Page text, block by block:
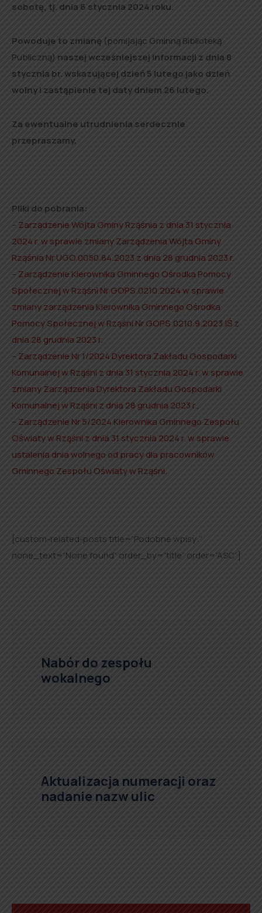
sobotę, tj. dnia 6 stycznia 2024 roku.
Powoduje to zmianę (pomijając Gminną Biblioteką
Publiczną) naszej wcześniejszej informacji z dnia 8
stycznia br. wskazującej dzień 5 lutego jako dzień
wolny i zastąpienie tej daty dniem 26 lutego.
Za ewentualne utrudnienia serdecznie
przepraszamy.
Pliki do pobrania:
– Zarządzenie Wójta Gminy Rząśnia z dnia 31 stycznia
2024 r. w sprawie zmiany Zarządzenia Wójta Gminy
Rząśnia Nr UGO.0050.84.2023 z dnia 28 grudnia 2023 r.
– Zarządzenie Kierownika Gminnego Ośrodka Pomocy
Społecznej w Rząśni Nr GOPS.0210.2024 w sprawie
zmiany zarządzenia Kierownika Gminnego Ośrodka
Pomocy Społecznej w Rząśni Nr GOPS.0210.9.2023.IŚ z
dnia 28 grudnia 2023 r.
– Zarządzenie Nr 1/2024 Dyrektora Zakładu Gospodarki
Komunalnej w Rząśni z dnia 31 stycznia 2024 r. w sprawie
zmiany Zarządzenia Dyrektora Zakładu Gospodarki
Komunalnej w Rząśni z dnia 28 grudnia 2023 r.,
– Zarządzenie Nr 5/2024 Kierownika Gminnego Zespołu
Oświaty w Rząśni z dnia 31 stycznia 2024 r. w sprawie
ustalenia dnia wolnego od pracy dla pracowników
Gminnego Zespołu Oświaty w Rząśni.
[custom-related-posts title=”Podobne wpisy:”
none_text=”None found” order_by=”title” order=”ASC”]
Nabór do zespołu
wokalnego
Aktualizacja numeracji oraz
nadanie nazw ulic